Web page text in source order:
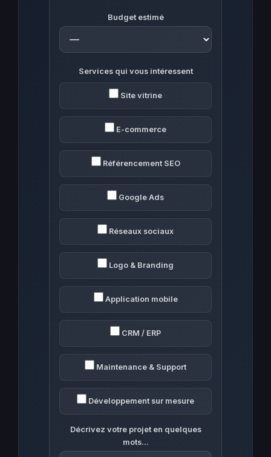
Budget estimé
Services qui vous intéressent
Site vitrine
E-commerce
Référencement SEO
Google Ads
Réseaux sociaux
Logo & Branding
Application mobile
CRM / ERP
Maintenance & Support
Développement sur mesure
Décrivez votre projet en quelques
mots...